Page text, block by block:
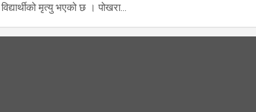
विद्यार्थीको मृत्यु भएको छ । पोखरा…